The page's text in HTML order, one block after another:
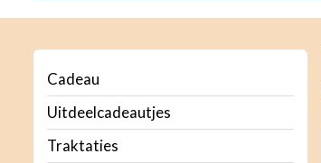
Cadeau
Uitdeelcadeautjes
Traktaties